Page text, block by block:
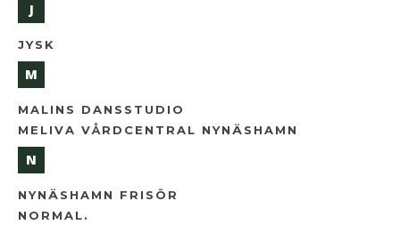
J
JYSK
M
MALINS DANSSTUDIO
MELIVA VÅRDCENTRAL NYNÄSHAMN
N
NYNÄSHAMN FRISÖR
NORMAL.